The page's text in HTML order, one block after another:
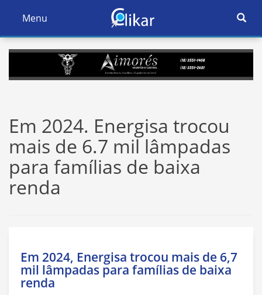
Ativar
Navegação
Menu
Ativar
Em 2024. Energisa trocou
mais de 6.7 mil lâmpadas
para famílias de baixa
renda
Em 2024, Energisa trocou mais de 6,7
mil lâmpadas para famílias de baixa
renda